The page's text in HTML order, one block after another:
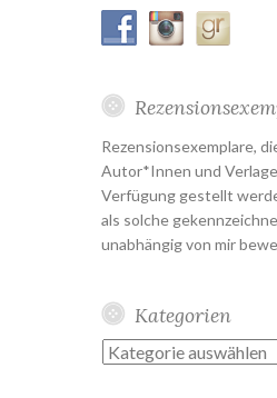
Rezensionsexemplare,
Autor*Innen und
Verfügung gestellt
als solche
unabhängig von mir
Kategorien
Kategorien